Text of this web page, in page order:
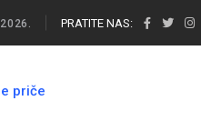
PRATITE NAS:
priče